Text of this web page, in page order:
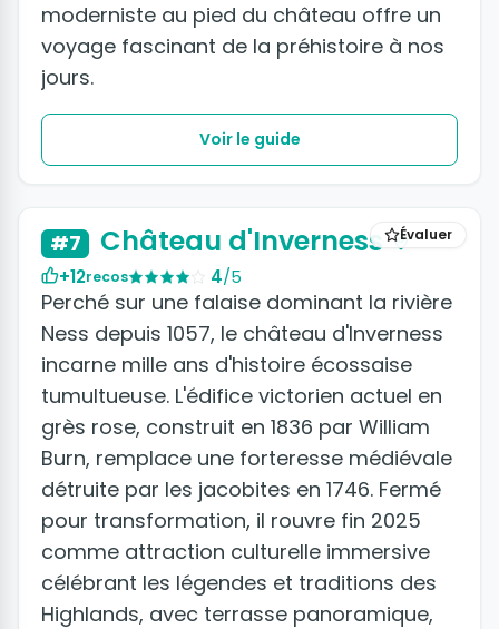
moderniste au pied du château offre un
voyage fascinant de la préhistoire à nos
jours.
Voir le guide
Évaluer
#7 Château d'Inverness
+12recos 4/5
Perché sur une falaise dominant la rivière
Ness depuis 1057, le château d'Inverness
incarne mille ans d'histoire écossaise
tumultueuse. L'édifice victorien actuel en
grès rose, construit en 1836 par William
Burn, remplace une forteresse médiévale
détruite par les jacobites en 1746. Fermé
pour transformation, il rouvre fin 2025
comme attraction culturelle immersive
célébrant les légendes et traditions des
Highlands, avec terrasse panoramique,